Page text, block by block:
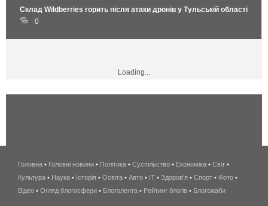
Склад Wildberries горить після атаки дронів у Тульській області
0
Loading...
беспроводной
интернет
киев
Головна • Головні новини • Політика • Суспільство • Економіка • Світ •
Культура • Наука • Історія • Освіта • Авто • IT • Здоров'я • Спорт • Фото •
Відео • Огляд блогосфери • Блоголента • Рейтинг блогів • Блогожаби